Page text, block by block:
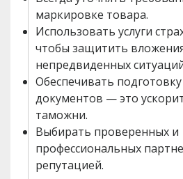
маркировке товара.
Использовать услуги
чтобы защитить
непредвиденных
Обеспечивать
документов — это
таможни.
Выбирать проверенных и
профессиональных
репутацией.